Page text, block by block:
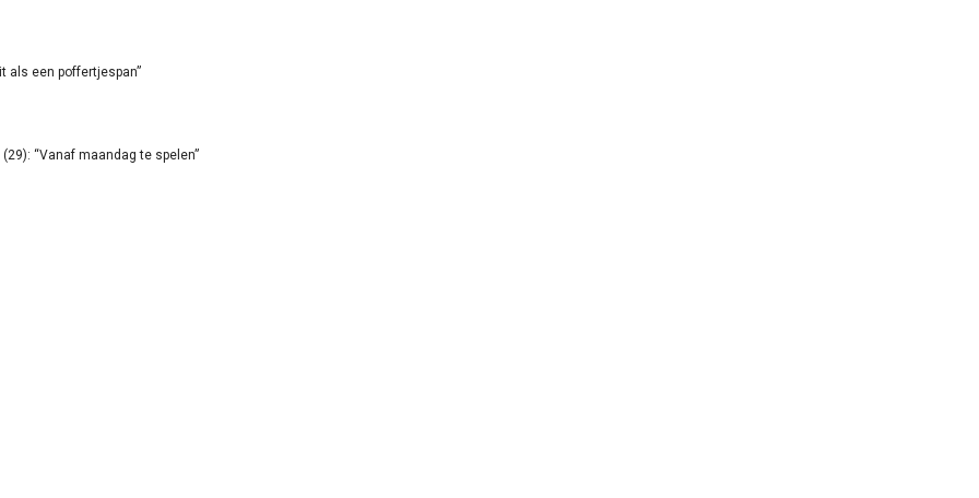
als een poffertjespan”
“Vanaf maandag te spelen”